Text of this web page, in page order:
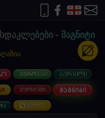
- მაგნიტი